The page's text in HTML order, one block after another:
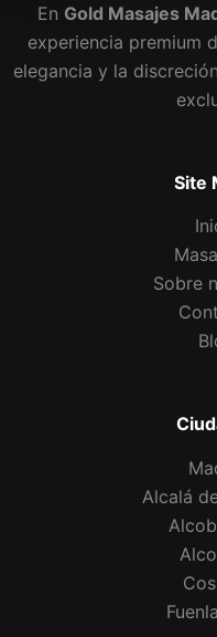
En Gold Masajes
experiencia premium
elegancia y la
Site
Sobre
Alcalá